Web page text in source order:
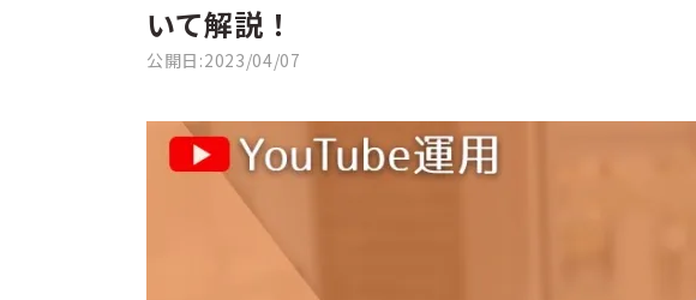
いて解説！
公開日:2023/04/07